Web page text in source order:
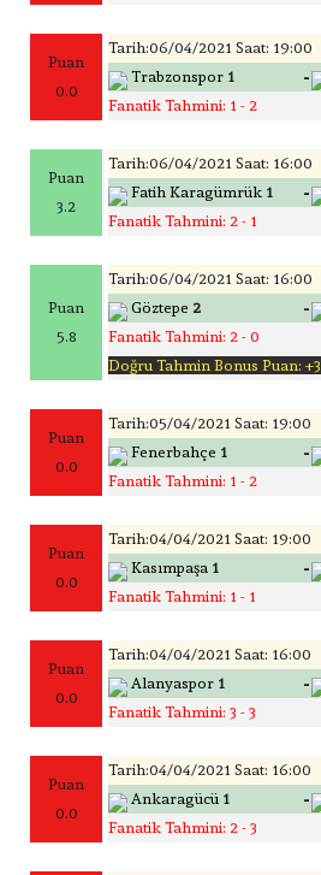
Puan
0.0
Tarih:06/04/2021 Saat: 19:00
Trabzonspor 1 -
Fanatik Tahmini: 1 - 2
Puan
3.2
Tarih:06/04/2021 Saat: 16:00
Fatih Karagümrük 1 -
Fanatik Tahmini: 2 - 1
Puan
5.8
Tarih:06/04/2021 Saat: 16:00
Göztepe 2 -
Fanatik Tahmini: 2 - 0
Doğru Tahmin Bonus Puan: +3
Puan
0.0
Tarih:05/04/2021 Saat: 19:00
Fenerbahçe 1 -
Fanatik Tahmini: 1 - 2
Puan
0.0
Tarih:04/04/2021 Saat: 19:00
Kasımpaşa 1 -
Fanatik Tahmini: 1 - 1
Puan
0.0
Tarih:04/04/2021 Saat: 16:00
Alanyaspor 1 -
Fanatik Tahmini: 3 - 3
Puan
0.0
Tarih:04/04/2021 Saat: 16:00
Ankaragücü 1 -
Fanatik Tahmini: 2 - 3